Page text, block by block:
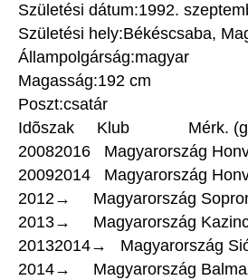
Születési dátum:1992.
Születési hely:Békéscsaba,
Állampolgárság:magyar
Magasság:192 cm
Poszt:csatár
Idõszak
Klub
Mérk.
20082016
Magyarország
20092014
Magyarország
2012→
Magyarország
2013→
Magyarország
20132014→
Magyarország
2014→
Magyarország